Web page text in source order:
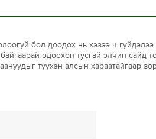
бол доодох нь хэзээ ч
одоохон тусгай элчин сайд
туухэн алсын хараатайгаар